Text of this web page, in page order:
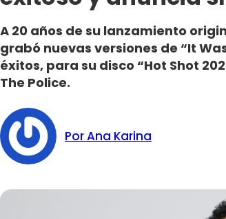
A 20 años de su lanzamiento
grabó nuevas versiones de “It
éxitos, para su disco “Hot Shot
The Police.
Por Ana Karina